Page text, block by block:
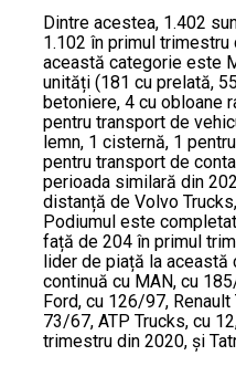
Dintre acestea, 1.402
1.102 în primul
această categorie este
unități (181 cu prelată,
betoniere, 4 cu obloane
pentru transport de
lemn, 1 cisternă, 1
pentru transport de
perioada similară din
distanță de Volvo
Podiumul este
față de 204 în primul
lider de piață la această
continuă cu MAN, cu
Ford, cu 126/97,
73/67, ATP Trucks, cu
trimestru din 2020, și